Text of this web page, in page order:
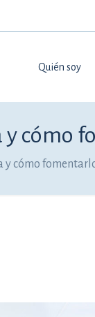
Quién soy
cómo
y cómo